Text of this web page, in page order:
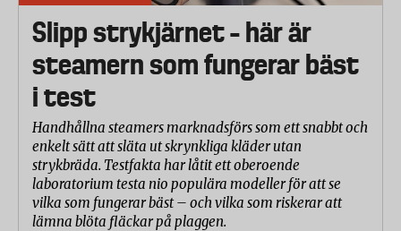
Slipp strykjärnet – här är
steamern som fungerar bäst
i test
Handhållna steamers marknadsförs som ett snabbt och
enkelt sätt att släta ut skrynkliga kläder utan
strykbräda. Testfakta har låtit ett oberoende
laboratorium testa nio populära modeller för att se
vilka som fungerar bäst – och vilka som riskerar att
lämna blöta fläckar på plaggen.